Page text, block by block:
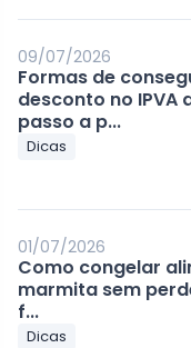
09/07/2026
Formas de
desconto no IPVA
passo a p...
Dicas
01/07/2026
Como congelar
marmita sem
f...
Dicas